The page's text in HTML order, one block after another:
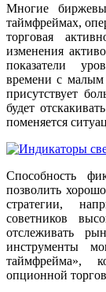
Многие
таймфреймах,
торговая
изменения
показатели
времени с малым
присутствует
будет
поменяется
Способность
позволить
стратегии,
советников
отслеживать
инструменты
таймфрейма»,
опционной